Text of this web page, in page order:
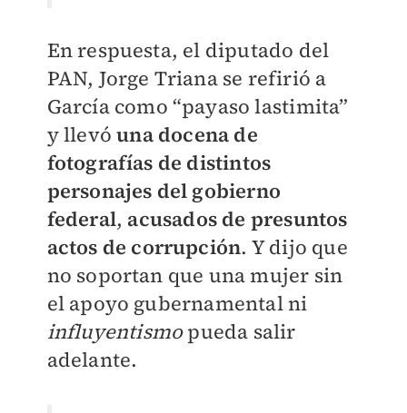
En respuesta, el diputado del
PAN, Jorge Triana se refirió a
García como “payaso lastimita”
y llevóuna docena de
fotografías de distintos
personajes del gobierno
federal, acusados de presuntos
actos de corrupción. Y dijo que
no soportan que una mujer sin
el apoyo gubernamental ni
influyentismopueda salir
adelante.